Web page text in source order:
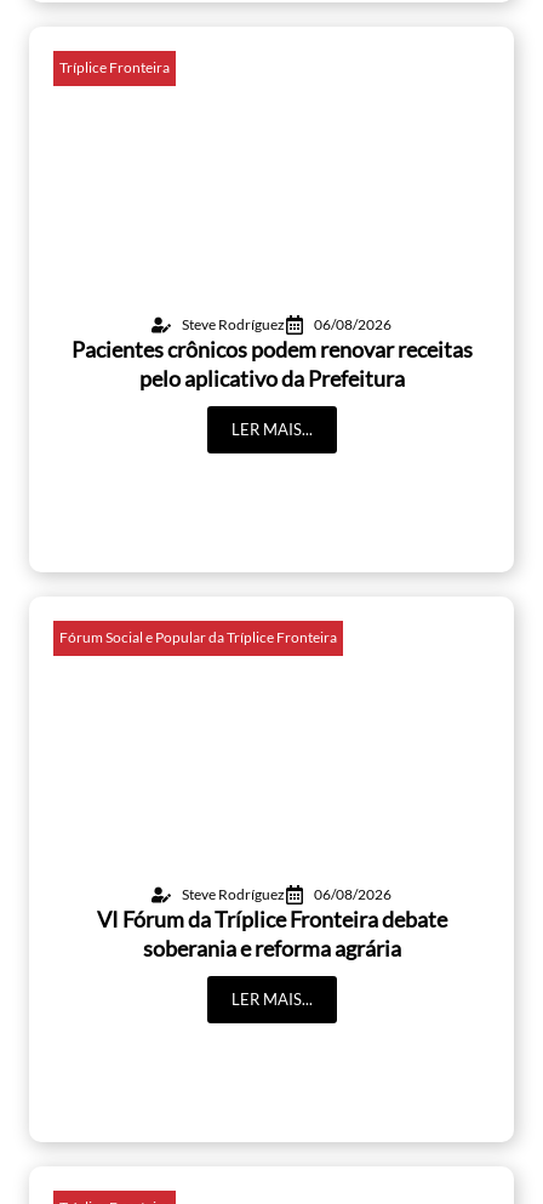
Tríplice Fronteira
Steve Rodríguez 06/08/2026
Pacientes crônicos podem renovar receitas
pelo aplicativo da Prefeitura
LER MAIS...
Fórum Social e Popular da Tríplice Fronteira
Steve Rodríguez 06/08/2026
VI Fórum da Tríplice Fronteira debate
soberania e reforma agrária
LER MAIS...